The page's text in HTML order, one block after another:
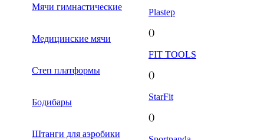
Мячи гимнастические
Медицинские мячи
Степ платформы
Бодибары
Штанги для аэробики
Plastep
()
FIT TOOLS
()
StarFit
()